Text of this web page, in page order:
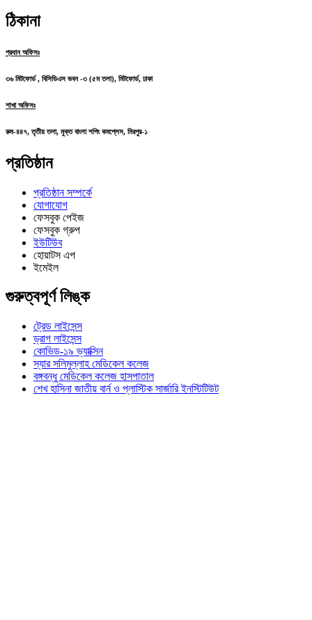
ঠিকানা
প্রধান অফিসঃ
৩৬ মিটফোর্ড , বিসিডিএস ভবন -৩ (৫ম তলা), মিটফোর্ড, ঢাকা
শাখা অফিসঃ
রুম-৪৪৭, তৃতীয় তলা, মুক্ত বাংলা শপিং কমপ্লেস, মিরপুর-১
প্রতিষ্ঠান
প্রতিষ্ঠান সম্পর্কে
যোগাযোগ
ফেসবুক পেইজ
ফেসবুক গ্রুপ
ইউটিউব
হোয়াটস এপ
ইমেইল
গুরুত্বপূর্ণ লিঙ্ক
ট্রেড লাইসেন্স
ড্রাগ লাইসেন্স
কোভিড-১৯ ভ্যাক্সিন
স্যার সলিমুল্লাহ মেডিকেল কলেজ
বঙ্গবন্ধু মেডিকেল কলেজ হাসপাতাল
শেখ হাসিনা জাতীয় বার্ন ও প্লাস্টিক সার্জারি ইনস্টিটিউট